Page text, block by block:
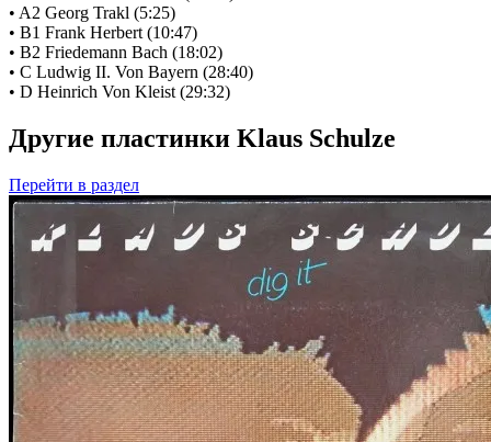
• A2 Georg Trakl (5:25)
• B1 Frank Herbert (10:47)
• B2 Friedemann Bach (18:02)
• C Ludwig II. Von Bayern (28:40)
• D Heinrich Von Kleist (29:32)
Другие пластинки Klaus Schulze
Перейти в раздел